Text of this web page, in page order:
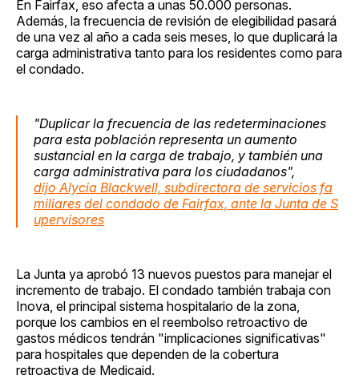
En Fairfax, eso afecta a unas 50.000 personas.
Además, la frecuencia de revisión de elegibilidad pasará
de una vez al año a cada seis meses, lo que duplicará la
carga administrativa tanto para los residentes como para
el condado.
"Duplicar la frecuencia de las redeterminaciones
para esta población representa un aumento
sustancial en la carga de trabajo, y también una
carga administrativa para los ciudadanos",
dijo Alycia Blackwell, subdirectora de servicios fa
miliares del condado de Fairfax, ante la Junta de S
upervisores
La Junta ya aprobó 13 nuevos puestos para manejar el
incremento de trabajo. El condado también trabaja con
Inova, el principal sistema hospitalario de la zona,
porque los cambios en el reembolso retroactivo de
gastos médicos tendrán "implicaciones significativas"
para hospitales que dependen de la cobertura
retroactiva de Medicaid.